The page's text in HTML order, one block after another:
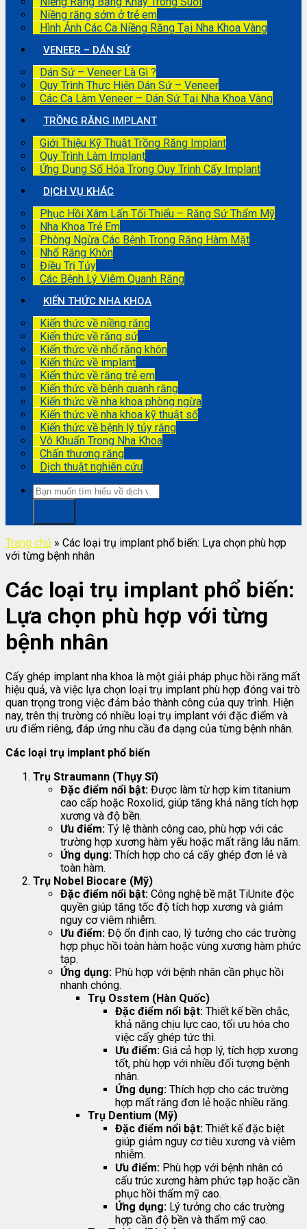
Niềng răng sớm ở trẻ em
Hình Ảnh Các Ca Niềng Răng Tại Nha Khoa Vàng
VENEER – DÁN SỨ
Dán Sứ – Veneer Là Gì ?
Quy Trình Thực Hiện Dán Sứ – Veneer
Các Ca Làm Veneer – Dán Sứ Tại Nha Khoa Vàng
TRỒNG RĂNG IMPLANT
Giới Thiệu Kỹ Thuật Trồng Răng Implant
Quy Trình Làm Implant
Ứng Dụng Số Hóa Trong Quy Trình Cấy Implant
DỊCH VỤ KHÁC
Phục Hồi Xâm Lấn Tối Thiểu – Răng Sứ Thẩm Mỹ
Nha Khoa Trẻ Em
Phòng Ngừa Các Bệnh Trong Răng Hàm Mặt
Nhổ Răng Khôn
Điều Trị Tủy
Các Bệnh Lý Viêm Quanh Răng
KIẾN THỨC NHA KHOA
Kiến thức về niềng răng
Kiến thức về răng sứ
Kiến thức về nhổ răng khôn
Kiến thức về implant
Kiến thức về răng trẻ em
Kiến thức về bệnh quanh răng
Kiến thức về nha khoa phòng ngừa
Kiến thức về nha khoa kỹ thuật số
Kiến thức về bệnh lý tủy răng
Vô Khuẩn Trong Nha Khoa
Chấn thương răng
Dịch thuật nghiên cứu
Trang chủ » Các loại trụ implant phổ biến: Lựa chọn phù hợp
với từng bệnh nhân
Các loại trụ implant phổ biến:
Lựa chọn phù hợp với từng
bệnh nhân
Cấy ghép implant nha khoa là một giải pháp phục hồi răng mất
hiệu quả, và việc lựa chọn loại trụ implant phù hợp đóng vai trò
quan trọng trong việc đảm bảo thành công của quy trình. Hiện
nay, trên thị trường có nhiều loại trụ implant với đặc điểm và
ưu điểm riêng, đáp ứng nhu cầu đa dạng của từng bệnh nhân.
Các loại trụ implant phổ biến
Trụ Straumann (Thụy Sĩ)
Đặc điểm nổi bật: Được làm từ hợp kim titanium
cao cấp hoặc Roxolid, giúp tăng khả năng tích hợp
xương và độ bền.
Ưu điểm: Tỷ lệ thành công cao, phù hợp với các
trường hợp xương hàm yếu hoặc mất răng lâu năm.
Ứng dụng: Thích hợp cho cả cấy ghép đơn lẻ và
toàn hàm.
Trụ Nobel Biocare (Mỹ)
Đặc điểm nổi bật: Công nghệ bề mặt TiUnite độc
quyền giúp tăng tốc độ tích hợp xương và giảm
nguy cơ viêm nhiễm.
Ưu điểm: Độ ổn định cao, lý tưởng cho các trường
hợp phục hồi toàn hàm hoặc vùng xương hàm phức
tạp.
Ứng dụng: Phù hợp với bệnh nhân cần phục hồi
nhanh chóng.
Trụ Osstem (Hàn Quốc)
Đặc điểm nổi bật: Thiết kế bền chắc,
khả năng chịu lực cao, tối ưu hóa cho
việc cấy ghép tức thì.
Ưu điểm: Giá cả hợp lý, tích hợp xương
tốt, phù hợp với nhiều đối tượng bệnh
nhân.
Ứng dụng: Thích hợp cho các trường
hợp mất răng đơn lẻ hoặc nhiều răng.
Trụ Dentium (Mỹ)
Đặc điểm nổi bật: Thiết kế đặc biệt
giúp giảm nguy cơ tiêu xương và viêm
nhiễm.
Ưu điểm: Phù hợp với bệnh nhân có
cấu trúc xương hàm phức tạp hoặc cần
phục hồi thẩm mỹ cao.
Ứng dụng: Lý tưởng cho các trường
hợp cần độ bền và thẩm mỹ cao.